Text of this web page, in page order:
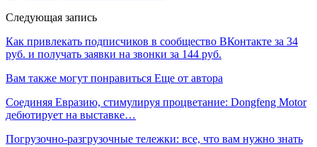
Следующая запись
Как привлекать подписчиков в сообщество ВКонтакте за 34
руб. и получать заявки на звонки за 144 руб.
Вам также могут понравиться Еще от автора
Соединяя Евразию, стимулируя процветание: Dongfeng Motor
дебютирует на выставке…
Погрузочно-разгрузочные тележки: все, что вам нужно знать